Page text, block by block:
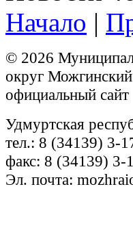
Начало |
© 2026
округ
официальный сайт
Удмуртская
тел.: 8 (34139) 3-
факс: 8 (34139) 3-
Эл. почта: